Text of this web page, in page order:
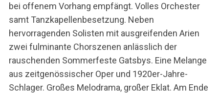
bei offenem Vorhang empfängt. Volles Orchester
samt Tanzkapellenbesetzung. Neben
hervorragenden Solisten mit ausgreifenden Arien
zwei fulminante Chorszenen anlässlich der
rauschenden Sommerfeste Gatsbys. Eine Melange
aus zeitgenössischer Oper und 1920er-Jahre-
Schlager. Großes Melodrama, großer Eklat. Am Ende